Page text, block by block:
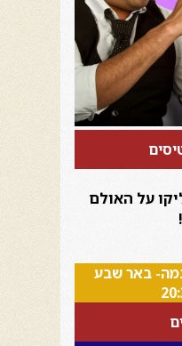
על האולם
באר שבע